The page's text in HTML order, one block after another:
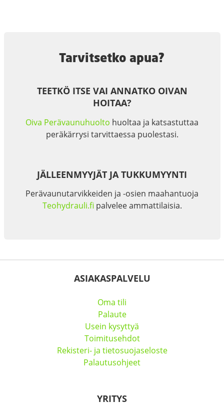
Tarvitsetko apua?
TEETKÖ ITSE VAI ANNATKO OIVAN
HOITAA?
Oiva Perävaunuhuolto huoltaa ja katsastuttaa
peräkärrysi tarvittaessa puolestasi.
JÄLLEENMYYJÄT JA TUKKUMYYNTI
Perävaunutarvikkeiden ja -osien maahantuoja
Teohydrauli.fi palvelee ammattilaisia.
ASIAKASPALVELU
Oma tili
Palaute
Usein kysyttyä
Toimitusehdot
Rekisteri- ja tietosuojaseloste
Palautusohjeet
YRITYS